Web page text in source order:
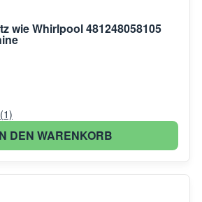
wie Whirlpool 481248058105
(1)
DEN WARENKORB